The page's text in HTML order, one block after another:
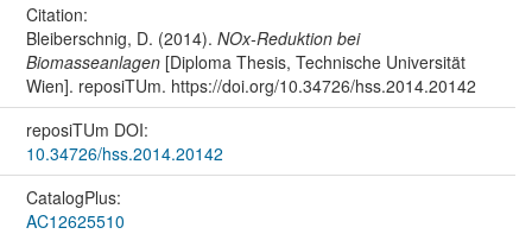
Citation:
Bleiberschnig, D. (2014). NOx-Reduktion bei
Biomasseanlagen[Diploma Thesis, Technische Universität
Wien]. reposiTUm. https://doi.org/10.34726/hss.2014.20142
reposiTUm DOI:
10.34726/hss.2014.20142
CatalogPlus:
AC12625510